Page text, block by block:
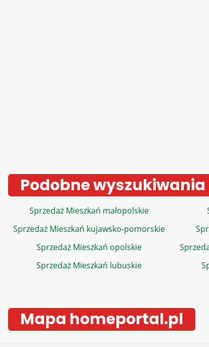
Podobne wyszukiwania
Sprzedaż Mieszkań małopolskie
Sprzedaż Mieszkań kujawsko-pomorskie
Sprzedaż Mieszkań opolskie
Sprzedaż Mieszkań lubuskie
Mapa homeportal.pl